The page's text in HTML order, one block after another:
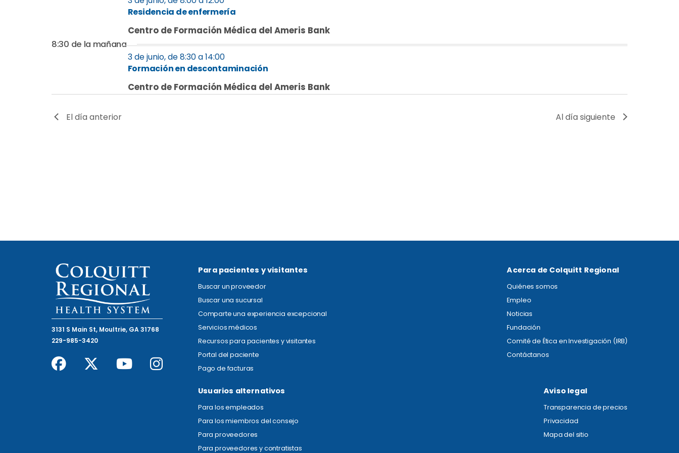
junio
2026
navegación
vistas
clave.
Residencia de enfermería
Centro de Formación Médica del Ameris Bank
8:30 de la mañana
Formación en descontaminación
3 de junio, de 8:30 a14:00
Centro de Formación Médica del Ameris Bank
El día anterior Al día siguiente
3131 S Main St, Moultrie, GA 31768
229-985-3420
Para pacientes y visitantes
Buscar un proveedor
Buscar una sucursal
Comparte una experiencia excepcional
Servicios médicos
Recursos para pacientes y visitantes
Portal del paciente
Pago de facturas
Acerca de Colquitt Regional
Quiénes somos
Empleo
Noticias
Fundación
Comité de Ética en Investigación (IRB)
Contáctanos
Usuarios alternativos
Para los empleados
Para los miembros del consejo
Para proveedores
Para proveedores y contratistas
Aviso legal
Transparencia de precios
Privacidad
Mapa del sitio